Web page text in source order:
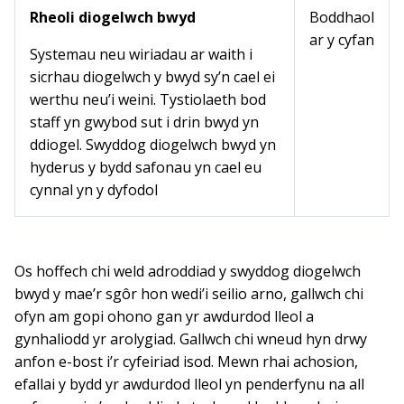
Rheoli diogelwch bwyd
Systemau neu wiriadau ar waith i
sicrhau diogelwch y bwyd sy’n cael ei
werthu neu’i weini. Tystiolaeth bod
staff yn gwybod sut i drin bwyd yn
ddiogel. Swyddog diogelwch bwyd yn
hyderus y bydd safonau yn cael eu
cynnal yn y dyfodol
Boddhaol
ar y cyfan
Os hoffech chi weld adroddiad y swyddog diogelwch
bwyd y mae’r sgôr hon wedi’i seilio arno, gallwch chi
ofyn am gopi ohono gan yr awdurdod lleol a
gynhaliodd yr arolygiad. Gallwch chi wneud hyn drwy
anfon e-bost i’r cyfeiriad isod. Mewn rhai achosion,
efallai y bydd yr awdurdod lleol yn penderfynu na all